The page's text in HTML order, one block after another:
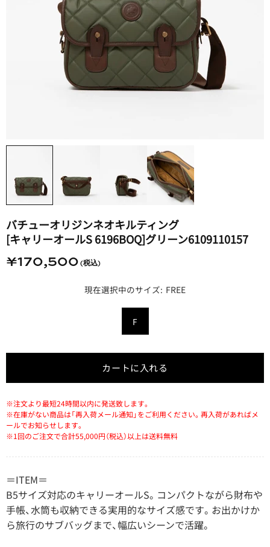
バチューオリジンネオキルティング​
[キャリーオールS 6196BOQ]​グリーン6109110157
¥170,500
FREE
カートに入れる
※注文より最短24時間以内に発送致します。
※在庫がない商品は「再入荷メール通知」をご利用ください。再入荷があればメ
ールでお知らせします。
※1回のご注文で合計55,000円（税込）以上は送料無料
＝ITEM＝
B5サイズ対応のキャリーオールS。コンパクトながら財布や
手帳、水筒も収納できる実用的なサイズ感です。お出かけか
ら旅行のサブバッグまで、幅広いシーンで活躍。